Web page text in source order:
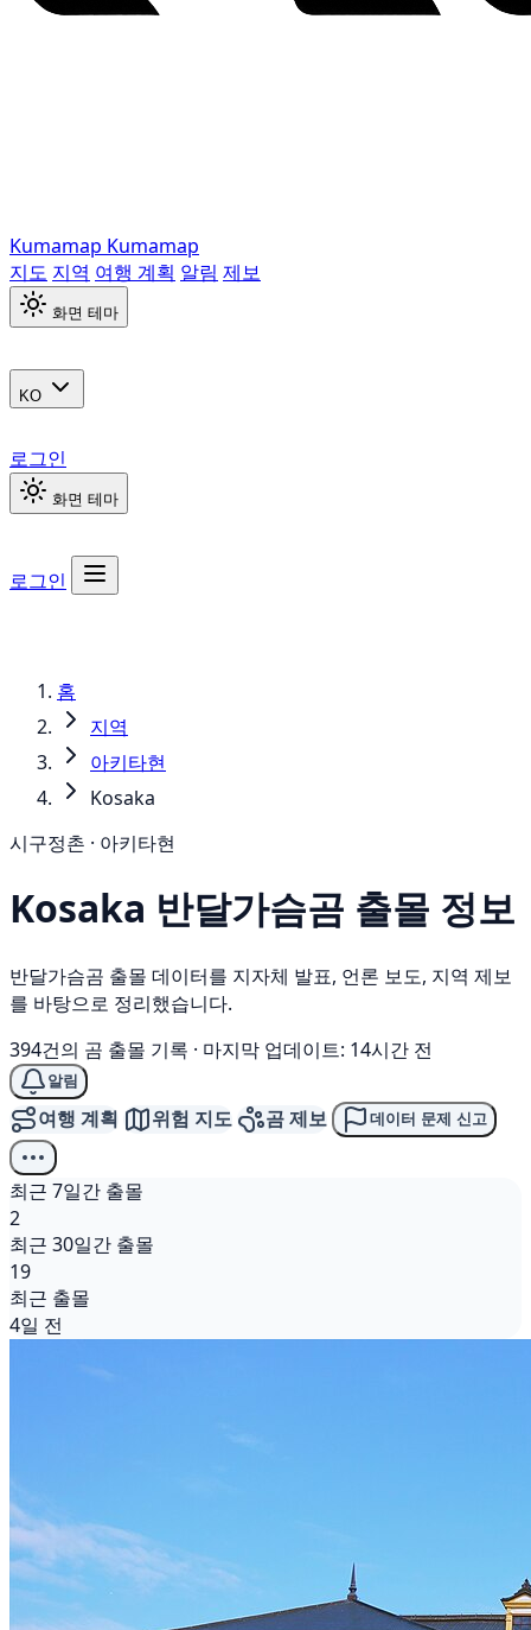
Kumamap Kumamap
지도 지역 여행 계획 알림 제보
화면 테마
KO
로그인
화면 테마
로그인
홈
지역
아키타현
Kosaka
시구정촌 · 아키타현
Kosaka 반달가슴곰 출몰 정보
반달가슴곰 출몰 데이터를 지자체 발표, 언론 보도, 지역 제보
를 바탕으로 정리했습니다.
394건의 곰 출몰 기록 · 마지막 업데이트: 14시간 전
알림
여행 계획 위험 지도 곰 제보 데이터 문제 신고
최근 7일간 출몰
2
최근 30일간 출몰
19
최근 출몰
4일 전